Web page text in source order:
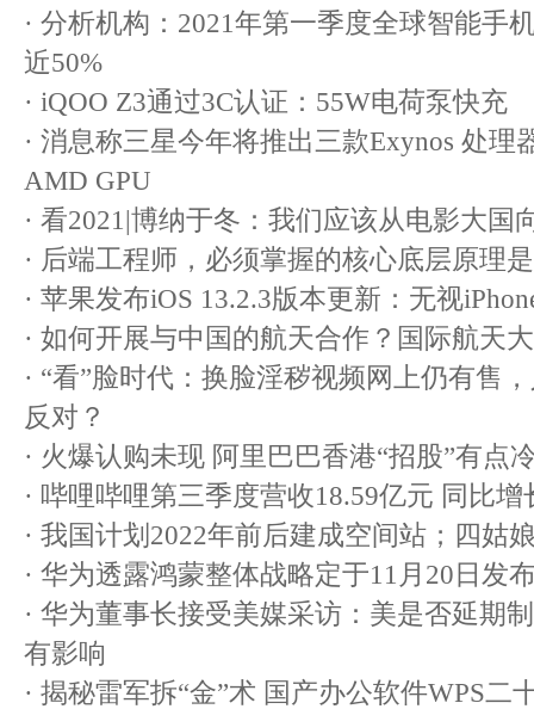
· 分析机构：2021年第一季度全球智能手
近50%
· iQOO Z3通过3C认证：55W电荷泵快充
· 消息称三星今年将推出三款Exynos 处理
AMD GPU
· 看2021|博纳于冬：我们应该从电影大国
· 后端工程师，必须掌握的核心底层原理
· 苹果发布iOS 13.2.3版本更新：无视
· 如何开展与中国的航天合作？国际航天
· “看”脸时代：换脸淫秽视频网上仍有售
反对？
· 火爆认购未现 阿里巴巴香港“招股”有点
· 哔哩哔哩第三季度营收18.59亿元 同比增
· 我国计划2022年前后建成空间站；四姑
· 华为透露鸿蒙整体战略定于11月20日发
· 华为董事长接受美媒采访：美是否延期
有影响
· 揭秘雷军拆“金”术 国产办公软件WPS二